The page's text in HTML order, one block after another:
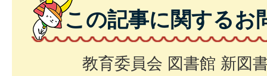
この記事に関するお
教育委員会 図書館 新図